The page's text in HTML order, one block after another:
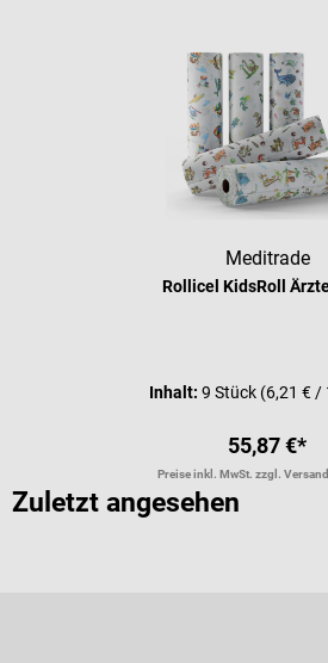
Meditrade
Rollicel KidsRoll
Inhalt: 9 Stück (6,21 € /
55,87 €*
Preise inkl. MwSt. zzgl.
Zuletzt angesehen